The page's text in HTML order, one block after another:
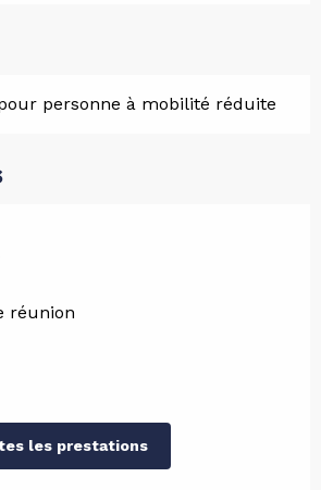
personne à mobilité réduite
réunion
les prestations